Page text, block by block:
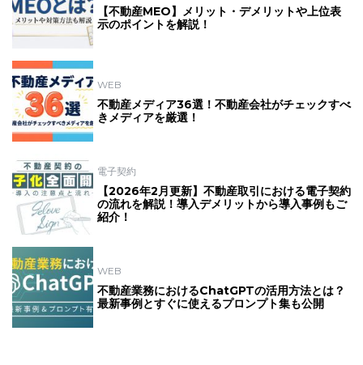
【不動産MEO】メリット・デメリットや上位表
示のポイントを解説！
WEB
不動産メディア36選！不動産会社がチェックすべ
きメディアを厳選！
電子契約
【2026年2月更新】不動産取引における電子契約
の流れを解説！導入デメリットから導入事例もご
紹介！
WEB
不動産業務におけるChatGPTの活用方法とは？
最新事例とすぐに使えるプロンプト集も公開